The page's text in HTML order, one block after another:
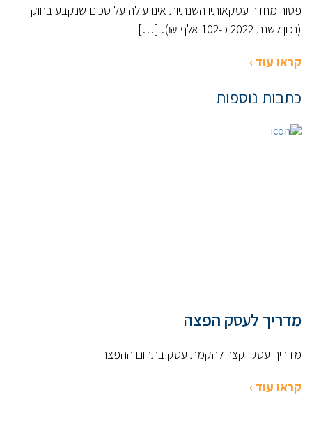
פטור מחזור עסקאותיו השנתיות אינו עולה על סכום שנקבע בחוק
(נכון לשנת 2022 כ-102 אלף ₪). […]
קראו עוד ›
כתבות נוספות
מדריך לעסק הפצה
מדריך עסקי קצר להקמת עסק בתחום ההפצה
קראו עוד ›